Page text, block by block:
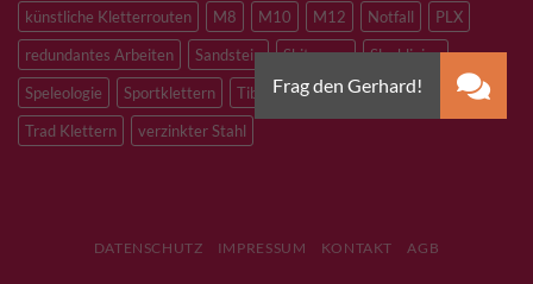
künstliche Kletterrouten
M8 M10 M12 Notfall
PLX
redundantes Arbeiten
Sandstein Skitouren
Slacklining
Speleologie
Sportklettern Tibetan Bridge
Titan
Trad Klettern
verzinkter Stahl
DATENSCHUTZ IMPRESSUM KONTAKT AGB